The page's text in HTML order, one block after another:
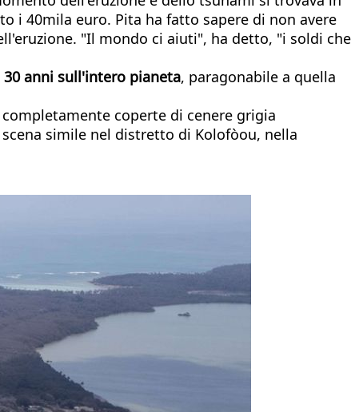
i 40mila euro. Pita ha fatto sapere di non avere
"Il mondo ci aiuti", ha detto, "i soldi che
anni sull'intero pianeta, paragonabile a quella
coperte di cenere grigia
simile nel distretto di Kolofòou, nella